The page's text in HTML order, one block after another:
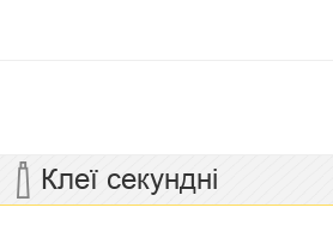
Клеї секундні